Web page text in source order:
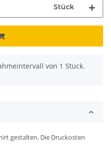
Stück
von 1 Stück.
gestalten. Die Druckosten